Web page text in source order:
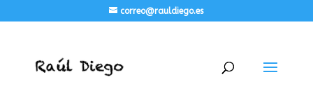
correo@rauldiego.es